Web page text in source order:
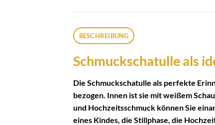
BESCHREIBUNG
Schmuckschatulle als
Die Schmuckschatulle als perfekte
bezogen. Innen ist sie mit weißem
und Hochzeitsschmuck können Sie
eines Kindes, die Stillphase, die